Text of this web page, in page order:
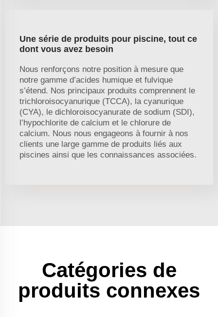
Une série de produits pour piscine, tout ce
dont vous avez besoin
Nous renforçons notre position à mesure que
notre gamme d’acides humique et fulvique
s’étend. Nos principaux produits comprennent le
trichloroisocyanurique (TCCA), la cyanurique
(CYA), le dichloroisocyanurate de sodium (SDI),
l’hypochlorite de calcium et le chlorure de
calcium. Nous nous engageons à fournir à nos
clients une large gamme de produits liés aux
piscines ainsi que les connaissances associées.
Catégories de
produits connexes